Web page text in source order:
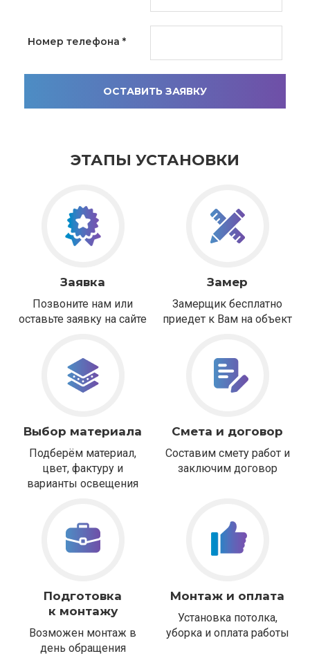
Номер телефона *
ОСТАВИТЬ ЗАЯВКУ
ЭТАПЫ УСТАНОВКИ
Заявка
Позвоните нам или
оставьте заявку на сайте
Замер
Замерщик бесплатно
приедет к Вам на объект
Выбор материала
Подберём материал,
цвет, фактуру и
варианты освещения
Смета и договор
Составим смету работ и
заключим договор
Подготовка
к монтажу
Возможен монтаж в
день обращения
Монтаж и оплата
Установка потолка,
уборка и оплата работы